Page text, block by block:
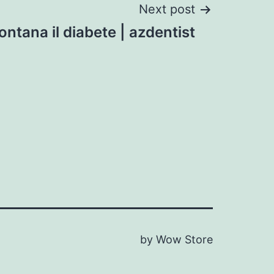
Next post
il diabete | azdentist
by Wow Store